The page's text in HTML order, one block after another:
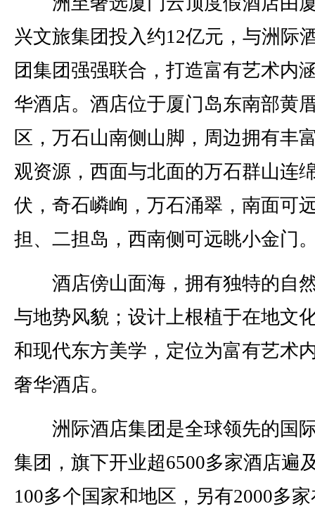
兴文旅集团投入约12亿元，与洲际
团集团强强联合，打造富有艺术内
华酒店。酒店位于厦门岛东南部黄
区，万石山南侧山脚，周边拥有丰
观资源，西面与北面的万石群山连
伏，奇石嶙峋，万石涌翠，南面可
担、二担岛，西南侧可远眺小金门
酒店傍山面海，拥有独特的自
与地势风貌；设计上根植于在地文
和现代东方美学，定位为富有艺术
奢华酒店。
洲际酒店集团是全球领先的国
集团，旗下开业超6500多家酒店遍
100多个国家和地区，另有2000多